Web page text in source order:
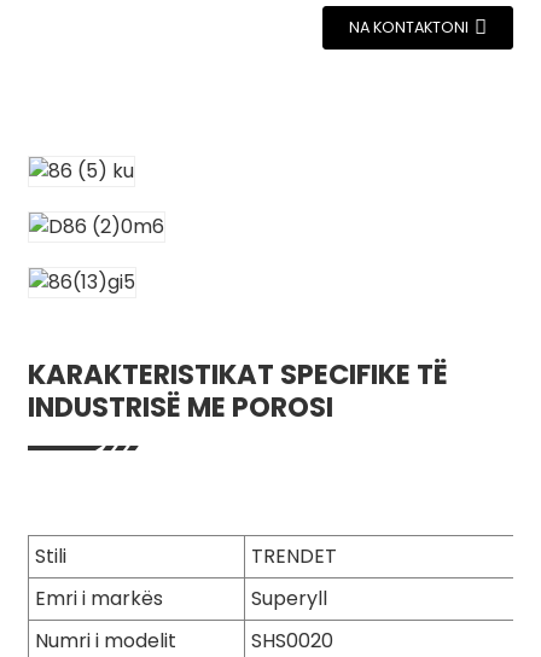
NA KONTAKTONI
KARAKTERISTIKAT SPECIFIKE TË
INDUSTRISË ME POROSI
Stili
TRENDET
Emri i markës
Superyll
Numri i modelit
SHS0020